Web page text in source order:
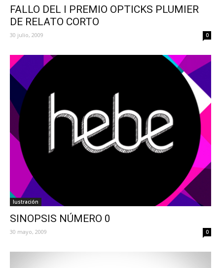
FALLO DEL I PREMIO OPTICKS PLUMIER
DE RELATO CORTO
30 julio, 2009 0
Iustración
SINOPSIS NÚMERO 0
30 mayo, 2009 0